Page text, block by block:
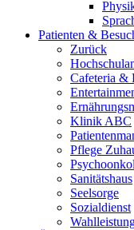
Patienten &
Zurück
Cafeteria &
Klinik ABC
Pflege
Sanitätshaus
Seelsorge
Sozialdienst